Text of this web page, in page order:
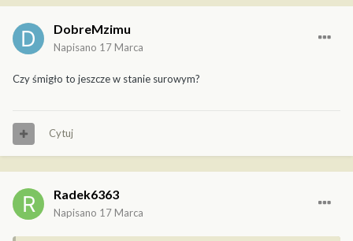
DobreMzimu
Napisano 17 Marca
Czy śmigło to jeszcze w stanie surowym?
Cytuj
Radek6363
Napisano 17 Marca